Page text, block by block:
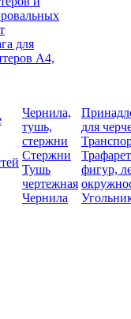
для
А4,
Чернила,
тушь,
стержни
Стержни
Тушь
чертежная
Чернила
для
фигур,